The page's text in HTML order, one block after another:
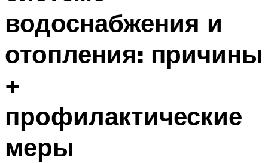
водоснабжения и
отопления: причины
+
профилактические
меры